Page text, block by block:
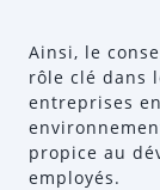
Ainsi, le
rôle clé dans
entreprises
propice au
employés.